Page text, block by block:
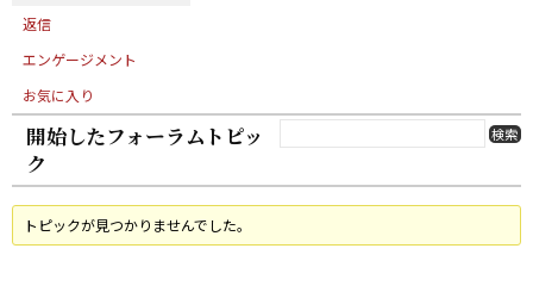
返信
エンゲージメント
お気に入り
開始したフォーラムトピッ
ク
トピックが見つかりませんでした。